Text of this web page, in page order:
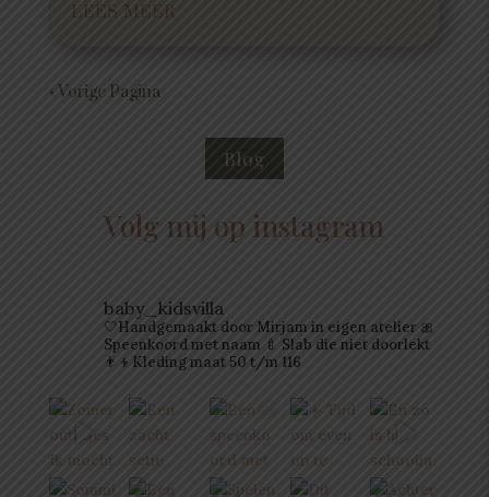
LEES MEER
« Vorige Pagina
Blog
Volg mij op instagram
baby_kidsvilla
🤍Handgemaakt door Mirjam in eigen atelier🎀
Speenkoord met naam 🍼 Slab die niet doorlekt
👨‍👦Kleding maat 50 t/m 116